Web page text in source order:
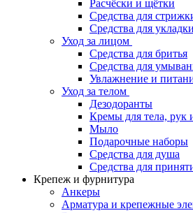
Расчёски и щётки
Средства для
Средства для
Уход за лицом
Средства для бритья
Средства для
Увлажнение и
Уход за телом
Дезодоранты
Кремы для тела, рук
Мыло
Подарочные наборы
Средства для душа
Средства для
Крепеж и фурнитура
Анкеры
Арматура и крепежные